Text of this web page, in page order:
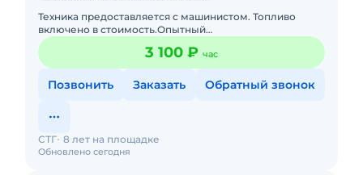
Техника предоставляется с машинистом. Топливо
включено в стоимость.Опытный
экипаж.Своевременное предоставление
закрывающих документов и что самое главное без ош
3 100 ₽ час
Позвонить Заказать Обратный звонок
Обновлено сегодня
СТГ 8 лет на площадке